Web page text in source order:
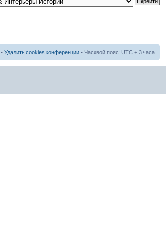
• Удалить cookies конференции • Часовой пояс: UTC + 3 часа